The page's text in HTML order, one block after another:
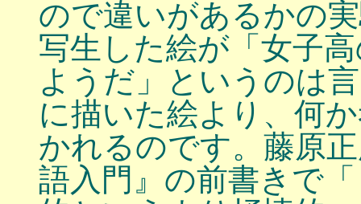
ので違いがあるかの
写生した絵が「女子
ようだ」というのは
に描いた絵より、何
かれるのです。藤原
語入門』の前書きで